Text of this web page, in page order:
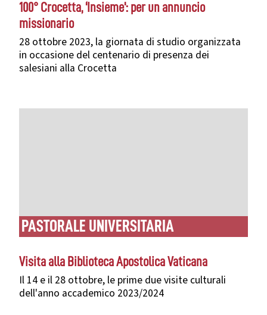
100° Crocetta, ‘Insieme': per un annuncio
missionario
28 ottobre 2023, la giornata di studio organizzata
in occasione del centenario di presenza dei
salesiani alla Crocetta
PASTORALE UNIVERSITARIA
Visita alla Biblioteca Apostolica Vaticana
Il 14 e il 28 ottobre, le prime due visite culturali
dell'anno accademico 2023/2024